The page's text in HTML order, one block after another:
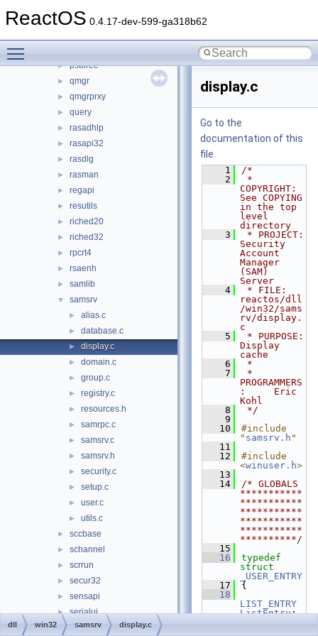
ReactOS 0.4.17-dev-599-ga318b62
► profmap
► pstorec
► qmgr
► qmgrprxy
► query
► rasadhlp
► rasapi32
► rasdlg
► rasman
► regapi
► resutils
► riched20
► riched32
► rpcrt4
► rsaenh
► samlib
▼ samsrv
► alias.c
► database.c
► display.c
► domain.c
► group.c
► registry.c
► resources.h
► samrpc.c
► samsrv.c
► samsrv.h
► security.c
► setup.c
► user.c
► utils.c
► sccbase
► schannel
► scrrun
► secur32
► sensapi
► serialui
► setupapi
display.c
Go to the
documentation of this
file.
    1
/*
    2
*
COPYRIGHT:
See COPYING
in the top
level
directory
    3
* PROJECT:
Security
Account
Manager
(SAM)
Server
    4
* FILE:
reactos/dll
/win32/sams
rv/display.
c
    5
* PURPOSE:
Display
cache
    6
*
    7
*
PROGRAMMERS
:     Eric
Kohl
    8
*/
    9
   10
#include
" samsrv.h "
   11
   12
#include
<winuser.h>
   13
   14
/* GLOBALS
***********
***********
***********
***********
***********
**********/
   15
   16
typedef
_USER_ENTRY
   17
{
   18
LIST_ENTRY
ListEntry;
dll win32 samsrv display.c